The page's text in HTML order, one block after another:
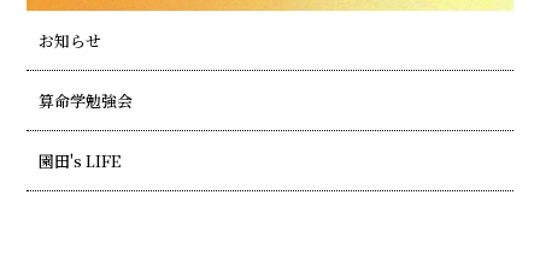
お知らせ
算命学勉強会
園田's LIFE